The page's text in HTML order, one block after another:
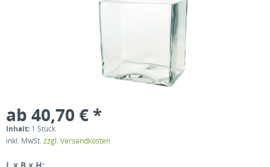
ab 40,70 € *
Inhalt: 1 Stück
inkl. MwSt.zzgl. Versandkosten